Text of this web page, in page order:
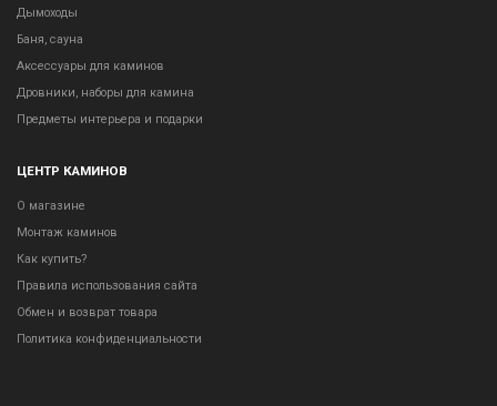
Дымоходы
Баня, сауна
Аксессуары для каминов
Дровники, наборы для камина
Предметы интерьера и подарки
ЦЕНТР КАМИНОВ
О магазине
Монтаж каминов
Как купить?
Правила использования сайта
Обмен и возврат товара
Политика конфиденциальности